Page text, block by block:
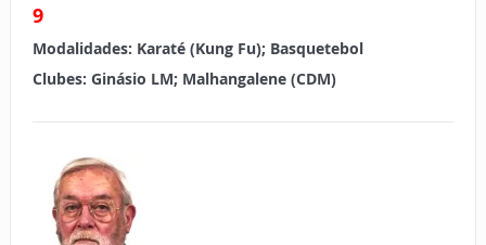
9
Modalidades: Karaté (Kung Fu); Basquetebol
Clubes: Ginásio LM; Malhangalene (CDM)